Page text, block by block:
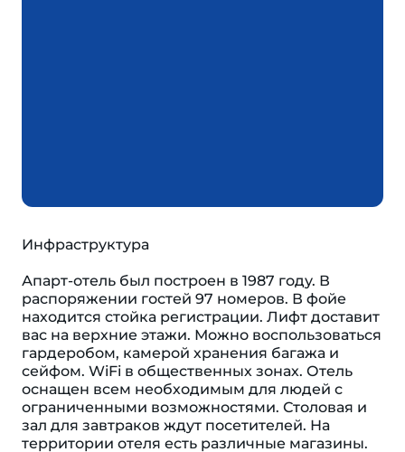
Инфраструктура
Апарт-отель был построен в 1987 году. В
распоряжении гостей 97 номеров. В фойе
находится стойка регистрации. Лифт доставит
вас на верхние этажи. Можно воспользоваться
гардеробом, камерой хранения багажа и
сейфом. WiFi в общественных зонах. Отель
оснащен всем необходимым для людей с
ограниченными возможностями. Столовая и
зал для завтраков ждут посетителей. На
территории отеля есть различные магазины.